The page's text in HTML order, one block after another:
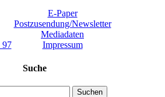
E-Paper
Postzusendung/Newsletter
Mediadaten
Impressum
Suche
Suchen